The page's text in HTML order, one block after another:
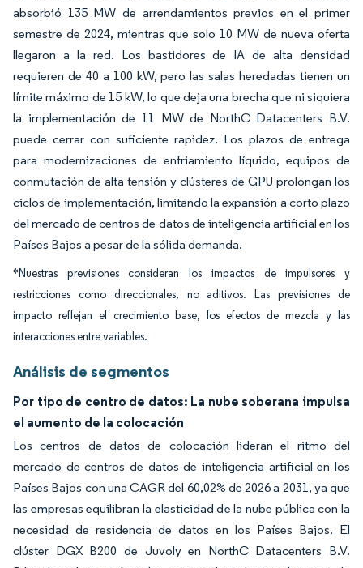
absorbió 135 MW de arrendamientos previos en el primer
semestre de 2024, mientras que solo 10 MW de nueva oferta
llegaron a la red. Los bastidores de IA de alta densidad
requieren de 40 a 100 kW, pero las salas heredadas tienen un
límite máximo de 15 kW, lo que deja una brecha que ni siquiera
la implementación de 11 MW de NorthC Datacenters B.V.
puede cerrar con suficiente rapidez. Los plazos de entrega
para modernizaciones de enfriamiento líquido, equipos de
conmutación de alta tensión y clústeres de GPU prolongan los
ciclos de implementación, limitando la expansión a corto plazo
del mercado de centros de datos de inteligencia artificial en los
Países Bajos a pesar de la sólida demanda.
*Nuestras previsiones consideran los impactos de impulsores y
restricciones como direccionales, no aditivos. Las previsiones de
impacto reflejan el crecimiento base, los efectos de mezcla y las
interacciones entre variables.
Análisis de segmentos
Por tipo de centro de datos: La nube soberana impulsa
el aumento de la colocación
Los centros de datos de colocación lideran el ritmo del
mercado de centros de datos de inteligencia artificial en los
Países Bajos con una CAGR del 60,02% de 2026 a 2031, ya que
las empresas equilibran la elasticidad de la nube pública con la
necesidad de residencia de datos en los Países Bajos. El
clúster DGX B200 de Juvoly en NorthC Datacenters B.V.